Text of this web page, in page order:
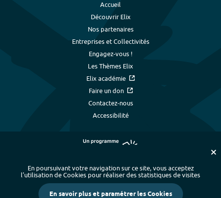
Accueil
Découvrir Elix
Nos partenaires
Entreprises et Collectivités
Engagez-vous !
Les Thèmes Elix
Elix académie
Faire un don
Contactez-nous
Accessibilité
Plan du site - Index alphabétique
-
Mentions légales et données personnelles
- Paramétrer les cookies
En poursuivant votre navigation sur ce site, vous acceptez
l’utilisation de Cookies pour réaliser des statistiques de visites
En savoir plus et paramétrer les Cookies